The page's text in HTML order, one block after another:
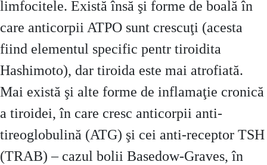
limfocitele. Există însă şi forme de boală în
care anticorpii ATPO sunt crescuţi (acesta
fiind elementul specific pentr tiroidita
Hashimoto), dar tiroida este mai atrofiată.
Mai există şi alte forme de inflamaţie cronică
a tiroidei, în care cresc anticorpii anti-
tireoglobulină (ATG) şi cei anti-receptor TSH
(TRAB) – cazul bolii Basedow-Graves, în